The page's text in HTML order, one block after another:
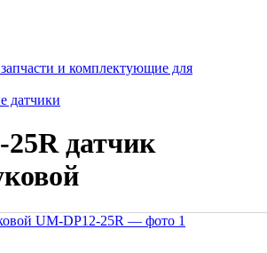
и комплектующие для
датчики
датчик